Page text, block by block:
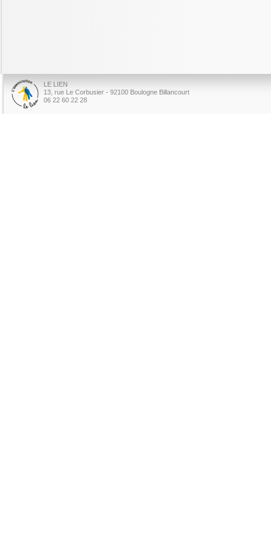
LE LIEN
13, rue Le Corbusier - 92100 Boulogne Billancourt
06 22 60 22 28